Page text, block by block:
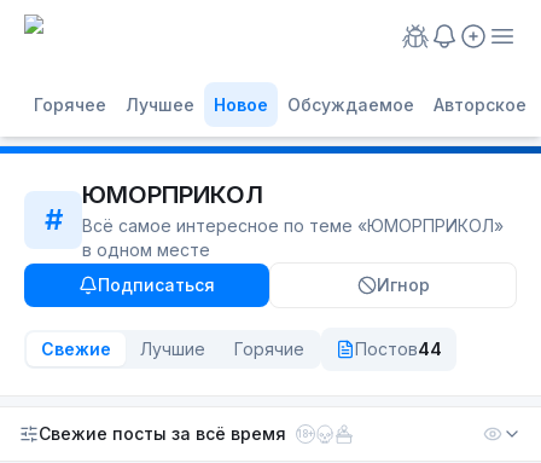
Горячее Лучшее Новое Обсуждаемое Авторское
#
ЮМОРПРИКОЛ
Всё самое интересное по теме «ЮМОРПРИКОЛ»
в одном месте
Подписаться
Игнор
Свежие Лучшие Горячие Постов44
Свежие посты за всё время 18+